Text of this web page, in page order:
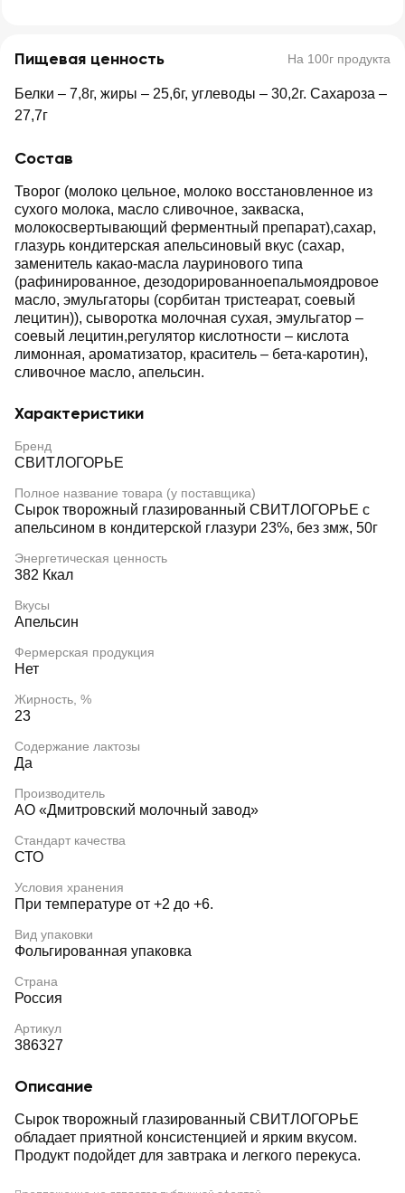
Пищевая ценность На 100г продукта
Белки – 7,8г, жиры – 25,6г, углеводы – 30,2г. Сахароза –
27,7г
Состав
Творог (молоко цельное, молоко восстановленное из
сухого молока, масло сливочное, закваска,
молокосвертывающий ферментный препарат),сахар,
глазурь кондитерская апельсиновый вкус (сахар,
заменитель какао-масла лауринового типа
(рафинированное, дезодорированноепальмоядровое
масло, эмульгаторы (сорбитан тристеарат, соевый
лецитин)), сыворотка молочная сухая, эмульгатор –
соевый лецитин,регулятор кислотности – кислота
лимонная, ароматизатор, краситель – бета-каротин),
сливочное масло, апельсин.
Характеристики
Бренд
СВИТЛОГОРЬЕ
Полное название товара (у поставщика)
Сырок творожный глазированный СВИТЛОГОРЬЕ с
апельсином в кондитерской глазури 23%, без змж, 50г
Энергетическая ценность
382 Ккал
Вкусы
Апельсин
Фермерская продукция
Нет
Жирность, %
23
Содержание лактозы
Да
Производитель
АО «Дмитровский молочный завод»
Стандарт качества
СТО
Условия хранения
При температуре от +2 до +6.
Вид упаковки
Фольгированная упаковка
Страна
Россия
Артикул
386327
Описание
Сырок творожный глазированный СВИТЛОГОРЬЕ
обладает приятной консистенцией и ярким вкусом.
Продукт подойдет для завтрака и легкого перекуса.